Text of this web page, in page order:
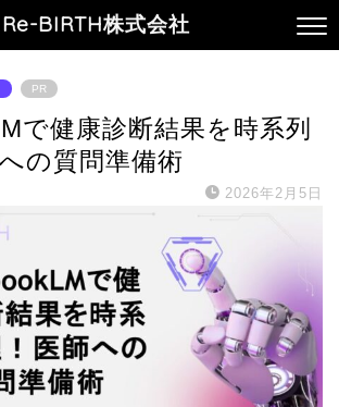
Re-BIRTH株式会社
PR
で健康診断結果を時系列
の質問準備術
2026年2月5日